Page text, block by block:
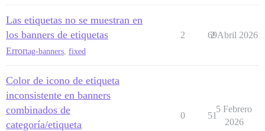
Las etiquetas no se muestran en
los banners de etiquetas
Errortag-banners fixed
2 69
2 Abril 2026
Color de icono de etiqueta
inconsistente en banners
combinados de
categoría/etiqueta
0 51
5 Febrero
2026